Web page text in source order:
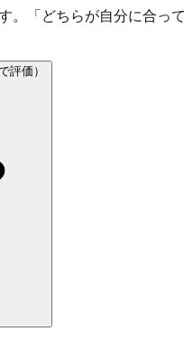
。「どちらが自分に合って
評価）